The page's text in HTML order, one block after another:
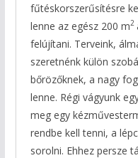
fűtéskorszerűsítésre
lenne az egész 200 m2
felújítani. Terveink,
szeretnénk külön
bőrözőknek, a nagy
lenne. Régi vágyunk
meg egy
rendbe kell tenni, a
sorolni. Ehhez persze